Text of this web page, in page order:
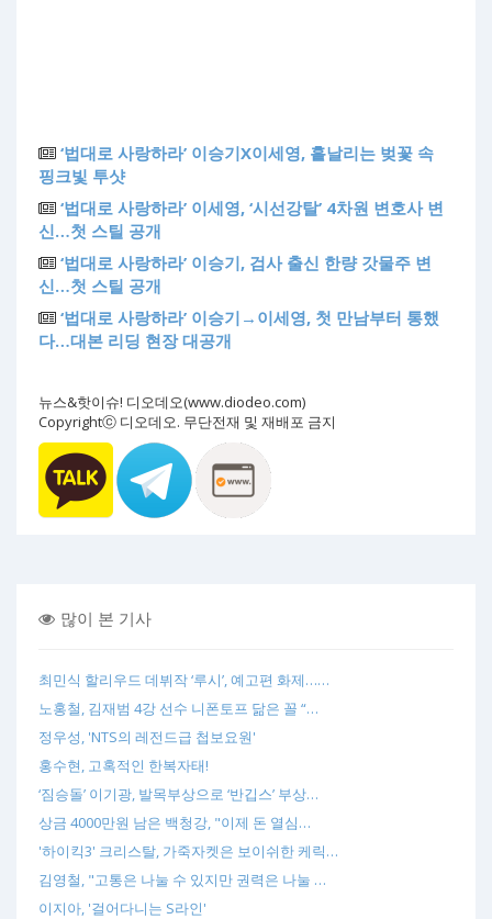
‘법대로 사랑하라’ 이승기X이세영, 흩날리는 벚꽃 속
핑크빛 투샷
‘법대로 사랑하라’ 이세영, ‘시선강탈’ 4차원 변호사 변
신…첫 스틸 공개
‘법대로 사랑하라’ 이승기, 검사 출신 한량 갓물주 변
신…첫 스틸 공개
‘법대로 사랑하라’ 이승기→이세영, 첫 만남부터 통했
다…대본 리딩 현장 대공개
뉴스&핫이슈! 디오데오(www.diodeo.com)
Copyrightⓒ 디오데오. 무단전재 및 재배포 금지
많이 본 기사
최민식 할리우드 데뷔작 ‘루시’, 예고편 화제……
노홍철, 김재범 4강 선수 니폰토프 닮은 꼴 “…
정우성, 'NTS의 레전드급 첩보요원'
홍수현, 고혹적인 한복자태!
‘짐승돌’ 이기광, 발목부상으로 ‘반깁스’ 부상…
상금 4000만원 남은 백청강, "이제 돈 열심…
'하이킥3' 크리스탈, 가죽자켓은 보이쉬한 케릭…
김영철, "고통은 나눌 수 있지만 권력은 나눌 …
이지아, '걸어다니는 S라인'